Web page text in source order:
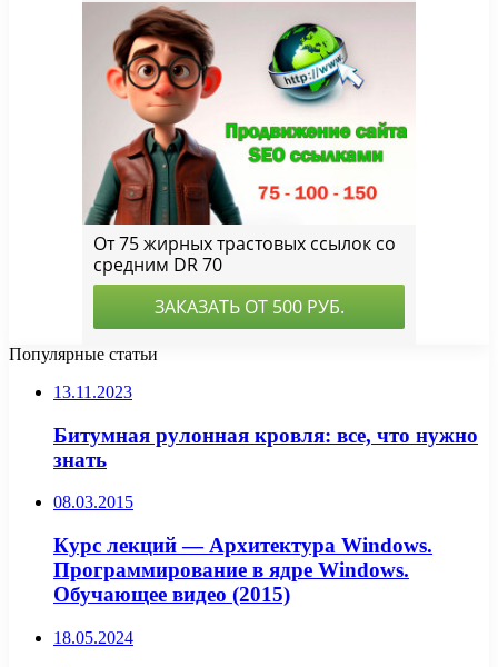
Популярные статьи
13.11.2023
Битумная рулонная кровля: все, что нужно
знать
08.03.2015
Курс лекций — Архитектура Windows.
Программирование в ядре Windows.
Обучающее видео (2015)
18.05.2024